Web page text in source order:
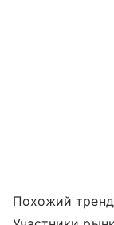
Похожий